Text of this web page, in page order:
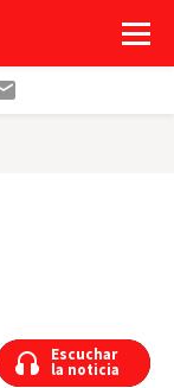
Escuchar
la noticia
Escuchar
la noticia